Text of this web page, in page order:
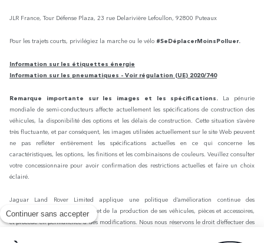
Continuer sans accepter
JLR France, Tour Défense Plaza, 23 rue Delarivière Lefoullon, 92800 Puteaux
Pour les trajets courts, privilégiez la marche ou le vélo #SeDéplacerMoinsPolluer.
Information sur les étiquettes énergie
Information sur les pneumatiques - Voir régulation (UE) 2020/740
Remarque importante sur les images et les spécifications. La pénurie
mondiale de semi-conducteurs affecte actuellement les spécifications de construction des
véhicules, la disponibilité des options et les délais de construction. Cette situation s’avère
très fluctuante, et par conséquent, les images utilisées actuellement sur le site Web peuvent
ne pas refléter entièrement les spécifications actuelles en ce qui concerne les
caractéristiques, les options, les finitions et les combinaisons de couleurs. Veuillez consulter
votre concessionnaire pour avoir confirmation des restrictions actuelles et faire un choix
éclairé.
Jaguar Land Rover Limited applique une politique d’amélioration continue des
spécifications, de la conception et de la production de ses véhicules, pièces et accessoires,
et procède en permanence à des modifications. Nous nous réservons le droit d’effectuer des